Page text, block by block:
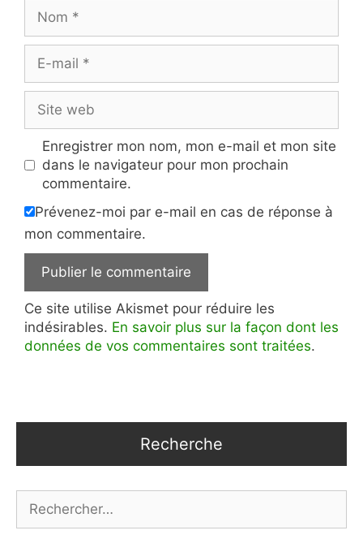
mail
web
Enregistrer mon nom, mon e-mail et mon site
dans le navigateur pour mon prochain
commentaire.
Prévenez-moi par e-mail en cas de réponse à
mon commentaire.
Ce site utilise Akismet pour réduire les
indésirables. En savoir plus sur la façon dont les
données de vos commentaires sont traitées.
Recherche